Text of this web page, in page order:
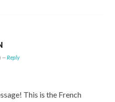
—Reply
This is the French